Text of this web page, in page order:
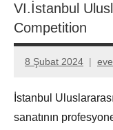
VI.İstanbul
Competition
8 Şubat 2024
İstanbul
sanatının